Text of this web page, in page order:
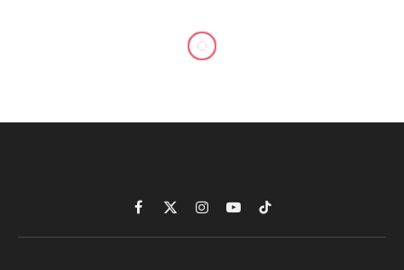
futebol hoje: principais